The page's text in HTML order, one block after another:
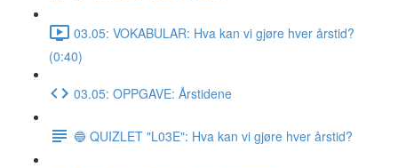
03.05: VOKABULAR: Hva kan vi gjøre hver årstid?
(0:40)
03.05: OPPGAVE: Årstidene
🔵 QUIZLET "L03E": Hva kan vi gjøre hver årstid?